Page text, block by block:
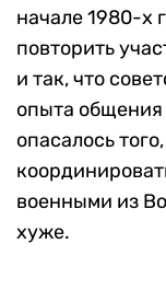
начале 1980-х
повторить
и так, что
опыта
опасалось
военными из
хуже.